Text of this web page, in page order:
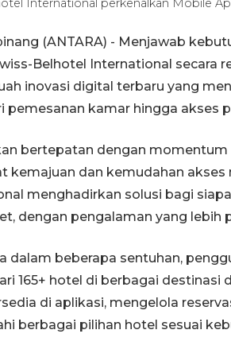
International perkenalkan Mobile
(ANTARA) - Menjawab
Belhotel International secara
inovasi digital terbaru yang
pemesanan kamar hingga akses
bertepatan dengan
kemajuan dan kemudahan
menghadirkan solusi bagi
dengan pengalaman yang lebih
dalam beberapa sentuhan,
165+ hotel di berbagai
di aplikasi, mengelola
berbagai pilihan hotel sesuai